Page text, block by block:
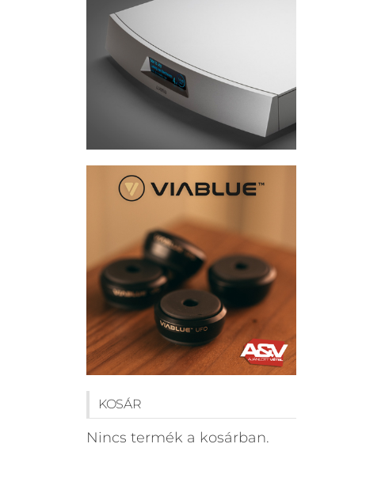
KOSÁR
Nincs termék a kosárban.